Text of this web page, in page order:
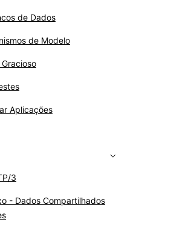
de Dados
de Modelo
Aplicações
3
- Dados Compartilhados